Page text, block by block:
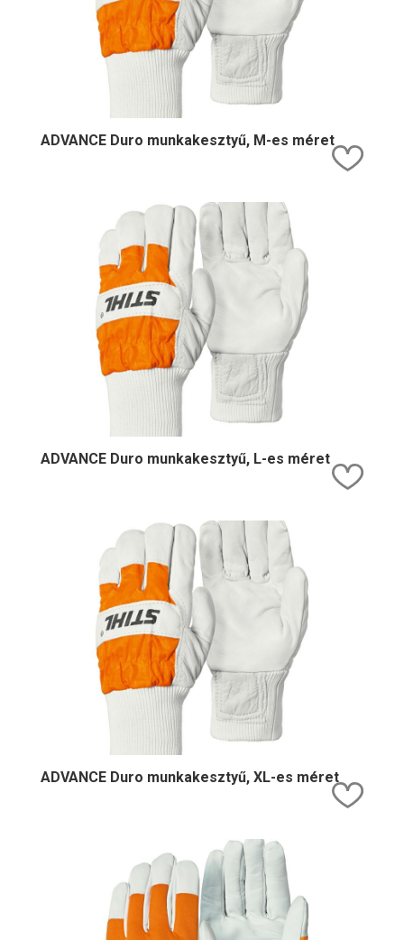
ADVANCE Duro munkakesztyű, M-es méret
ADVANCE Duro munkakesztyű, L-es méret
ADVANCE Duro munkakesztyű, XL-es méret